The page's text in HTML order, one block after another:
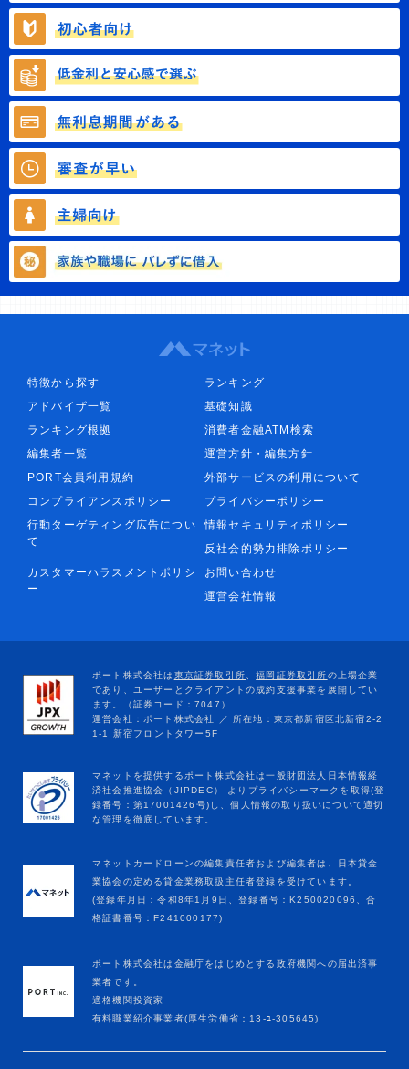
特徴から探す
ランキング
アドバイザ一覧
基礎知識
ランキング根拠
消費者金融ATM検索
編集者一覧
運営方針・編集方針
PORT会員利用規約
外部サービスの利用について
コンプライアンスポリシー
プライバシーポリシー
行動ターゲティング広告につい
て
情報セキュリティポリシー
反社会的勢力排除ポリシー
カスタマーハラスメントポリシ
ー
お問い合わせ
運営会社情報
マネットカードローンの編集責任者および編集者は、日本貸金
業協会の定める貸金業務取扱主任者登録を受けています。
(登録年月日：令和8年1月9日、登録番号：K250020096、合
格証書番号：F241000177)
ポート株式会社は金融庁をはじめとする政府機関への届出済事
業者です。
適格機関投資家
有料職業紹介事業者(厚生労働省：13-ﾕ-305645)